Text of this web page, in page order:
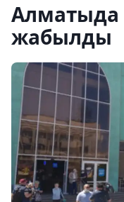
Алматыда
жабылды